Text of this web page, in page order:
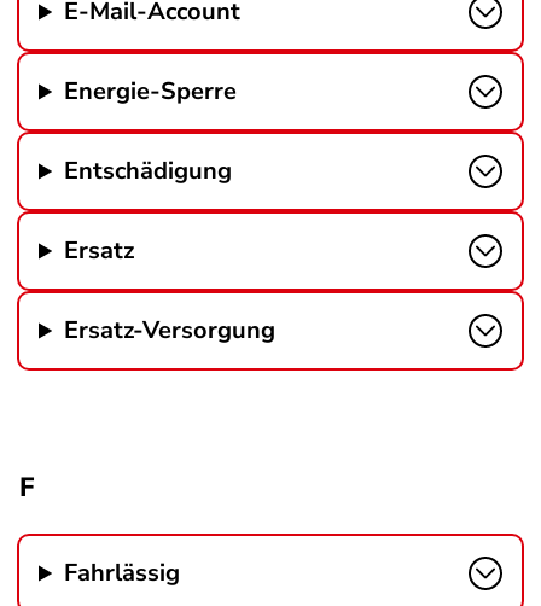
E-Mail-Account
Energie-Sperre
Entschädigung
Ersatz
Ersatz-Versorgung
F
Fahrlässig